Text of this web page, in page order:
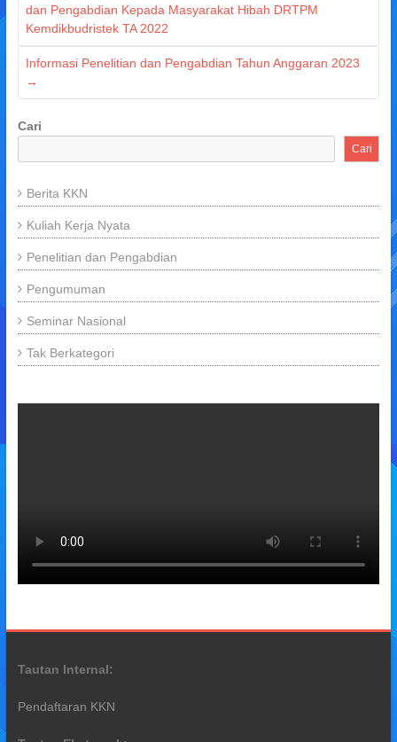
dan Pengabdian Kepada Masyarakat Hibah DRTPM
Kemdikbudristek TA 2022
Informasi Penelitian dan Pengabdian Tahun Anggaran 2023
→
Cari
Cari
Berita KKN
Kuliah Kerja Nyata
Penelitian dan Pengabdian
Pengumuman
Seminar Nasional
Tak Berkategori
Tautan Internal:
Pendaftaran KKN